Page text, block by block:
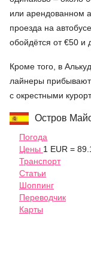
или арендованном
проезда на
обойдётся от €50 и
Кроме того, в
лайнеры
с окрестными
Остров
Погода
Цены 1 EUR =
Транспорт
Статьи
Шоппинг
Переводчик
Карты